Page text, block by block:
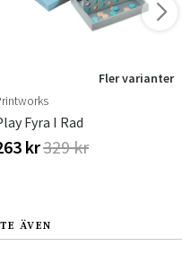
Fler varianter
Fyra I Rad
kr329 kr
ÄVEN